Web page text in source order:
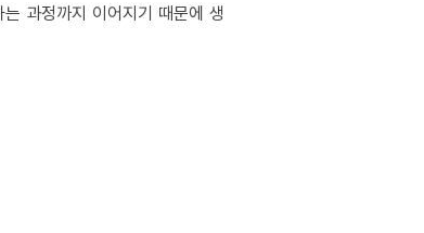
과정까지 이어지기 때문에 생